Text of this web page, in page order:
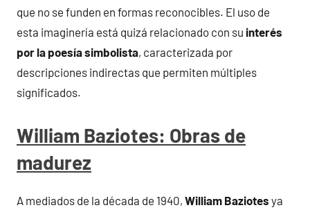
que no se funden en formas reconocibles. El uso de
esta imaginería está quizá relacionado con su interés
por la poesía simbolista, caracterizada por
descripciones indirectas que permiten múltiples
significados.
William Baziotes: Obras de
madurez
A mediados de la década de 1940, William Baziotes ya